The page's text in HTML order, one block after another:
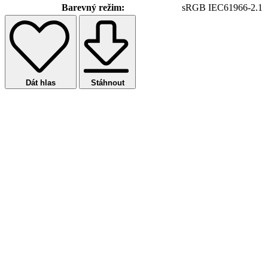
Barevný režim:
sRGB IEC61966-2.1
Dát hlas Stáhnout